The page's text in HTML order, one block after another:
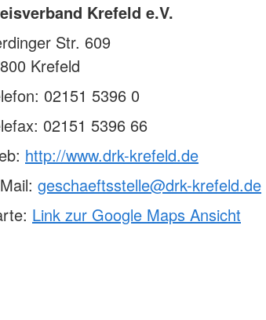
Krefeld e.V.
Str. 609
Krefeld
02151 5396 0
02151 5396 66
http://www.drk-krefeld.de
geschaeftsstelle@drk-krefeld.de
Link zur Google Maps Ansicht